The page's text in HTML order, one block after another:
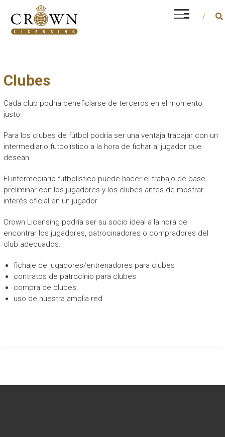
contenido
CROWN LICENSING
Every career is different, but financial and
operational management is a constant factor
Clubes
Cada club podría beneficiarse de terceros en el momento
justo.
Para los clubes de fútbol podría ser una ventaja trabajar con un
intermediario futbolístico a la hora de fichar al jugador que
desean.
El intermediario futbolístico puede hacer el trabajo de base
preliminar con los jugadores y los clubes antes de mostrar
interés oficial en un jugador.
Crown Licensing podría ser su socio ideal a la hora de
encontrar los jugadores, patrocinadores o compradores del
club adecuados.
fichaje de jugadores/entrenadores para clubes
contratos de patrocinio para clubes
compra de clubes
uso de nuestra amplia red